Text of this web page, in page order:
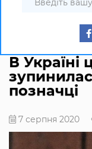
В Україні
позначці
7 серпня 2020